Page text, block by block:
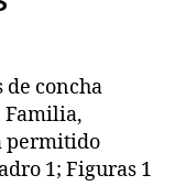
concha
Familia,
permitido
1; Figuras 1